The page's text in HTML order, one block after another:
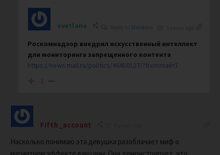
svetlana Drinkins
Роскомнадзор внедрил искусственный интеллект
для мониторинга запрещенного контента
https://news.mail.ru/politics/46450127/?frommail=1
-1
Fifth_account
Насколько понимаю эта девушка разоблачает миф о